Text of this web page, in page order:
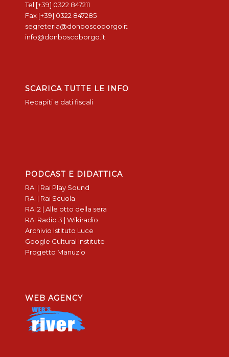
Tel [+39] 0322 847211
Fax [+39] 0322 847285
segreteria@donboscoborgo.it
info@donboscoborgo.it
SCARICA TUTTE LE INFO
Recapiti e dati fiscali
PODCAST E DIDATTICA
RAI | Rai Play Sound
RAI | Rai Scuola
RAI 2 | Alle otto della sera
RAI Radio 3 | Wikiradio
Archivio Istituto Luce
Google Cultural Institute
Progetto Manuzio
WEB AGENCY